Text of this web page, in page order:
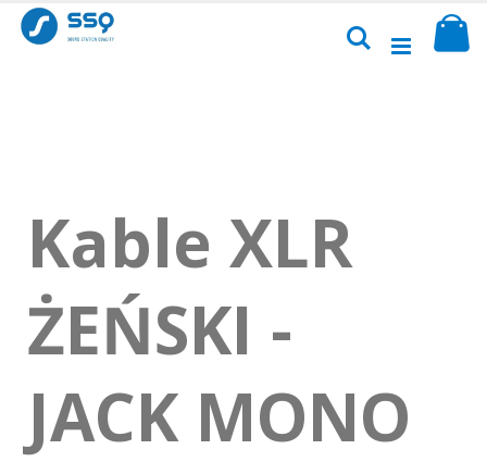
Przejdź
do
treści
Szukaj
Kable XLR
ŻEŃSKI -
JACK MONO